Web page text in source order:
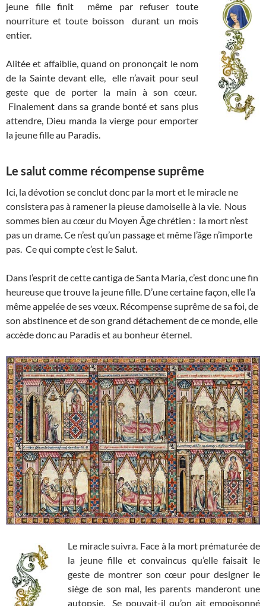
jeune fille finit même par refuser toute
nourriture et toute boisson durant un mois
entier.
Alitée et affaiblie, quand on prononçait le nom
de la Sainte devant elle, elle n’avait pour seul
geste que de porter la main à son cœur.
Finalement dans sa grande bonté et sans plus
attendre, Dieu manda la vierge pour emporter
la jeune fille au Paradis.
Le salut comme récompense suprême
Ici, la dévotion se conclut donc par la mort et le miracle ne
consistera pas à ramener la pieuse damoiselle à la vie. Nous
sommes bien au cœur du Moyen Âge chrétien : la mort n’est
pas un drame. Ce n’est qu’un passage et même l’âge n’importe
pas. Ce qui compte c’est le Salut.
Dans l’esprit de cette cantiga de Santa Maria, c’est donc une fin
heureuse que trouve la jeune fille. D’une certaine façon, elle l’a
même appelée de ses vœux. Récompense suprême de sa foi, de
son abstinence et de son grand détachement de ce monde, elle
accède donc au Paradis et au bonheur éternel.
Le miracle suivra. Face à la mort prématurée de
la jeune fille et convaincus qu’elle faisait le
geste de montrer son cœur pour designer le
siège de son mal, les parents manderont une
autopsie. Se pouvait-il qu’on ait empoisonné